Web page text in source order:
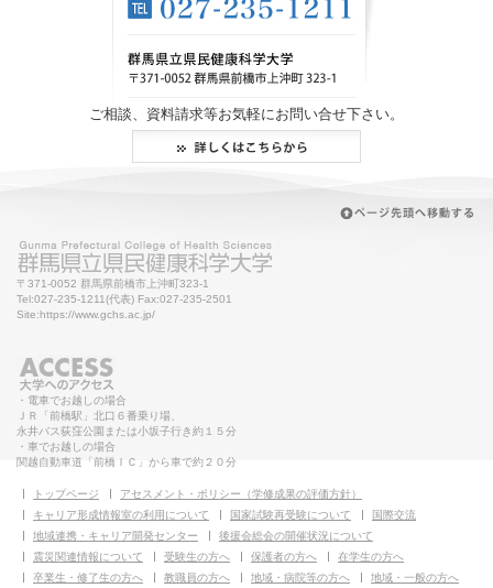
ご相談、資料請求等お気軽にお問い合せ下さい。
〒371-0052 群馬県前橋市上沖町323-1
Tel:027-235-1211(代表) Fax:027-235-2501
Site:https://www.gchs.ac.jp/
・電車でお越しの場合
ＪＲ「前橋駅」北口６番乗り場、
永井バス荻窪公園または小坂子行き約１５分
・車でお越しの場合
関越自動車道「前橋ＩＣ」から車で約２０分
トップページ
アセスメント・ポリシー（学修成果の評価方針）
キャリア形成情報室の利用について
国家試験再受験について
国際交流
地域連携・キャリア開発センター
後援会総会の開催状況について
震災関連情報について
受験生の方へ 保護者の方へ
在学生の方へ
卒業生・修了生の方へ
教職員の方へ 地域・病院等の方へ 地域・一般の方へ